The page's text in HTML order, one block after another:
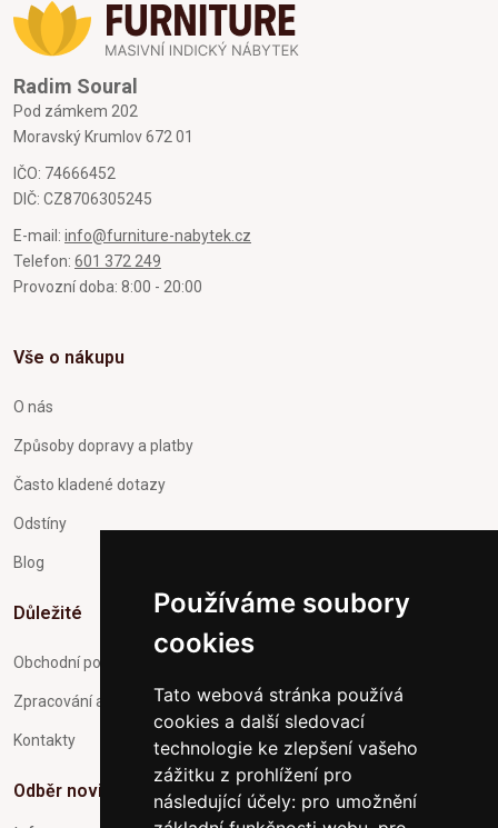
Používáme soubory
cookies
Tato webová stránka používá
cookies a další sledovací
technologie ke zlepšení vašeho
zážitku z prohlížení pro
následující účely: pro umožnění
Radim Soural
Pod zámkem 202
Moravský Krumlov 672 01
IČO: 74666452
DIČ: CZ8706305245
E-mail: info@furniture-nabytek.cz
Telefon: 601 372 249
Provozní doba: 8:00 - 20:00
Vše o nákupu
O nás
Způsoby dopravy a platby
Často kladené dotazy
Odstíny
Blog
Důležité
Obchodní podmínky
Zpracování a ochrana osobních údajů
Kontakty
Odběr novinek